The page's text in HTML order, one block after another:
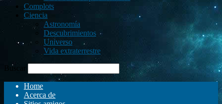
Complots
Ciencia
Astronomía
Descubrimientos
Universo
Vida extraterrestre
Buscar
Home
Acerca de